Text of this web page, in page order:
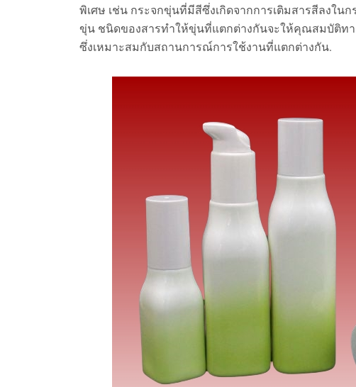
พิเศษ เช่น กระจกขุ่นที่มีสีซึ่งเกิดจากการเติมสารสีลงใน
ขุ่น ชนิดของสารทำให้ขุ่นที่แตกต่างกันจะให้คุณสมบัติท
ซึ่งเหมาะสมกับสถานการณ์การใช้งานที่แตกต่างกัน.